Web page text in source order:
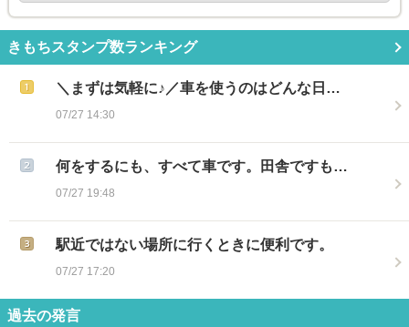
きもちスタンプ数ランキング
＼まずは気軽に♪／車を使うのはどんな日…
07/27 14:30
何をするにも、すべて車です。田舎ですも…
07/27 19:48
駅近ではない場所に行くときに便利です。
07/27 17:20
過去の発言